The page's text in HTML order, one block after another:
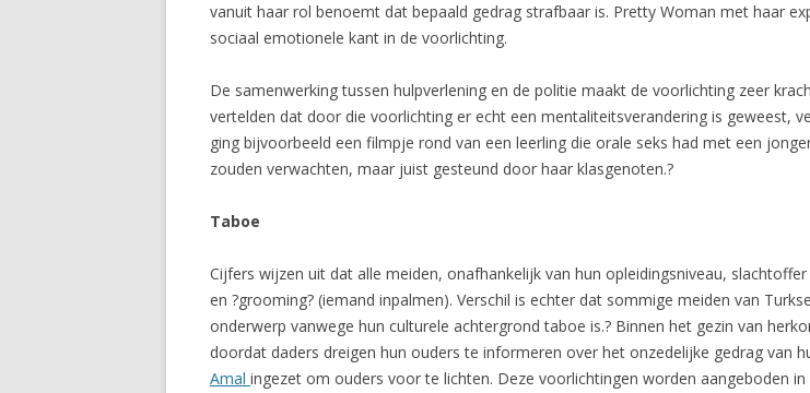
vanuit haar rol benoemt dat bepaald gedrag strafbaar is. Pretty Woman met haar
sociaal emotionele kant in de voorlichting.
De samenwerking tussen hulpverlening en de politie maakt de voorlichting zeer
vertelden dat door die voorlichting er echt een mentaliteitsverandering is geweest,
ging bijvoorbeeld een filmpje rond van een leerling die orale seks had met een
zouden verwachten, maar juist gesteund door haar klasgenoten.?
Taboe
Cijfers wijzen uit dat alle meiden, onafhankelijk van hun opleidingsniveau,
en ?grooming? (iemand inpalmen). Verschil is echter dat sommige meiden van
onderwerp vanwege hun culturele achtergrond taboe is.? Binnen het gezin van
doordat daders dreigen hun ouders te informeren over het onzedelijke gedrag van
Amal ingezet om ouders voor te lichten. Deze voorlichtingen worden aangeboden